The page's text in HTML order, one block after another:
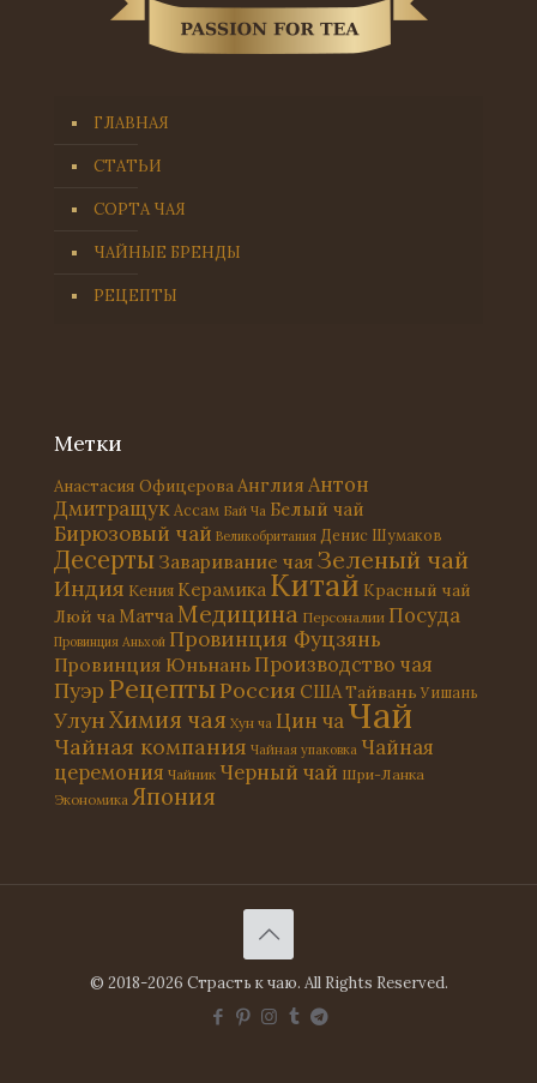
ГЛАВНАЯ
СТАТЬИ
СОРТА ЧАЯ
ЧАЙНЫЕ БРЕНДЫ
РЕЦЕПТЫ
Метки
Анастасия ОфицероваАнглия Антон
Дмитращук Ассам Бай Ча Белый чай
Бирюзовый чай Великобритания Денис Шумаков
Десерты Заваривание чая Зеленый чай
Индия Кения Керамика Китай Красный чай
Люй ча Матча Медицина Персоналии Посуда
Провинция Аньхой Провинция Фуцзянь
Провинция Юньнань Производство чая
Пуэр РецептыРоссия СШАТайвань Уишань
УлунХимия чая Хун ча Цин чаЧай
Чайная компания Чайная упаковка Чайная
церемония Чайник Черный чай Шри-Ланка
Экономика Япония
© 2018-2026 Страсть к чаю. All Rights Reserved.